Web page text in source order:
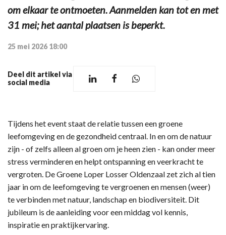
om elkaar te ontmoeten. Aanmelden kan tot en met
31 mei; het aantal plaatsen is beperkt.
25 mei 2026 18:00
Deel dit artikel via
social media
Tijdens het event staat de relatie tussen een groene
leefomgeving en de gezondheid centraal. In en om de natuur
zijn - of zelfs alleen al groen om je heen zien - kan onder meer
stress verminderen en helpt ontspanning en veerkracht te
vergroten. De Groene Loper Losser Oldenzaal zet zich al tien
jaar in om de leefomgeving te vergroenen en mensen (weer)
te verbinden met natuur, landschap en biodiversiteit. Dit
jubileum is de aanleiding voor een middag vol kennis,
inspiratie en praktijkervaring.